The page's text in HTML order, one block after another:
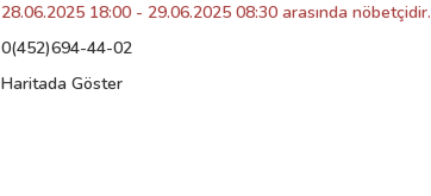
28.06.2025 18:00 - 29.06.2025 08:30 arasında nöbetçidir.
0(452)694-44-02
Haritada Göster